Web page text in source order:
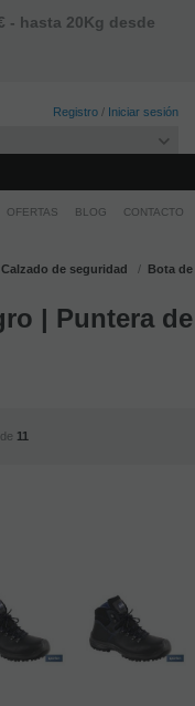
- hasta 20Kg desde
Registro / Iniciar sesión
OFERTAS BLOG CONTACTO
Calzado de seguridad
Bota de
| Puntera de
de 11